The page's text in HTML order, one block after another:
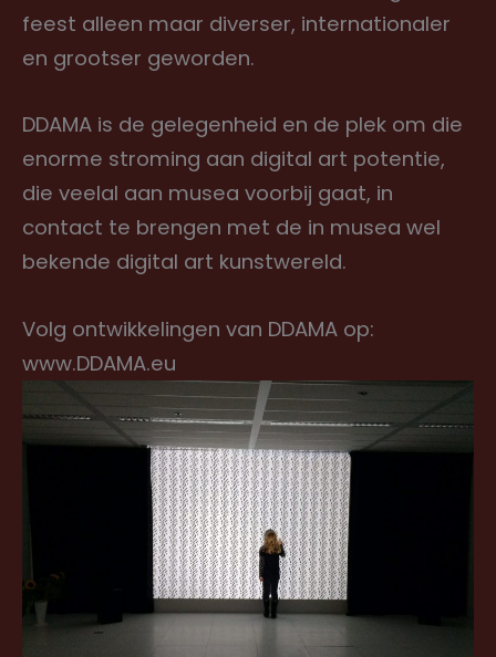
feest alleen maar diverser, internationaler
en grootser geworden.
DDAMA is de gelegenheid en de plek om die
enorme stroming aan digital art potentie,
die veelal aan musea voorbij gaat, in
contact te brengen met de in musea wel
bekende digital art kunstwereld.
Volg ontwikkelingen van DDAMA op:
www.DDAMA.eu